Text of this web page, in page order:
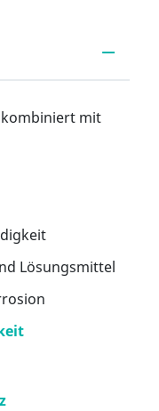
mit
Lösungsmittel